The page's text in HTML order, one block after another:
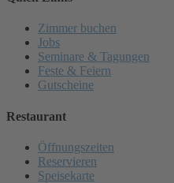
Zimmer buchen
Jobs
Seminare & Tagungen
Feste & Feiern
Gutscheine
Restaurant
Öffnungszeiten
Reservieren
Speisekarte